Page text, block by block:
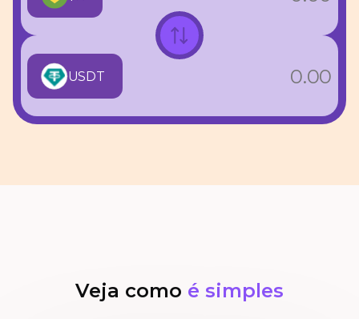
USDT
Veja como é simples